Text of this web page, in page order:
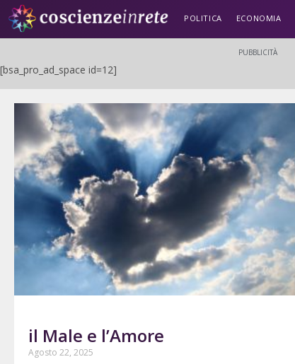
POLITICA ECONOMIA
PUBBLICITÀ
[bsa_pro_ad_space id=12]
il Male e l’Amore
Agosto 22, 2025